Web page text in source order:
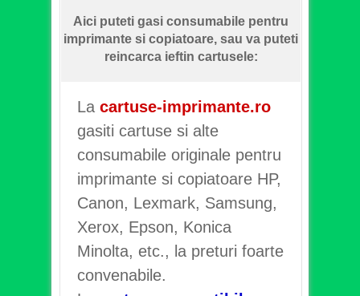
Aici puteti gasi consumabile pentru
imprimante si copiatoare, sau va puteti
reincarca ieftin cartusele:
La cartuse-imprimante.ro
gasiti cartuse si alte
consumabile originale pentru
imprimante si copiatoare HP,
Canon, Lexmark, Samsung,
Xerox, Epson, Konica
Minolta, etc., la preturi foarte
convenabile.